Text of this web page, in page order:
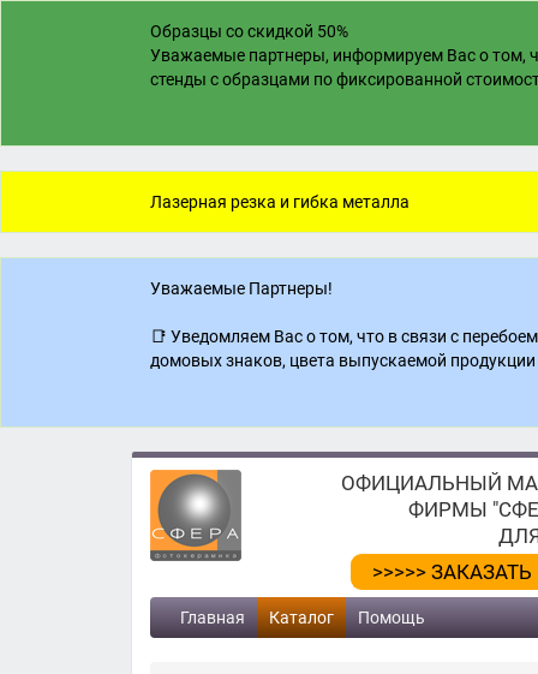
Образцы со скидкой 50%
Уважаемые партнеры, информируем Вас о том,
стенды с образцами по фиксированной
Лазерная резка и гибка металла
Уважаемые Партнеры!
📑 Уведомляем Вас о том, что в связи с
домовых знаков, цвета выпускаемой
ОФИЦИАЛЬНЫЙ
ФИРМЫ
>>>>>
Главная Каталог Помощь